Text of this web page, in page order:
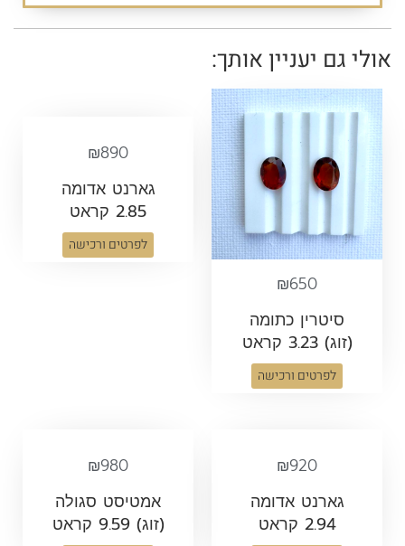
אולי גם יעניין אותך:
₪650
סיטרין כתומה
(זוג) 3.23 קראט
לפרטים ורכישה
₪890
גארנט אדומה
2.85 קראט
לפרטים ורכישה
₪920
גארנט אדומה
2.94 קראט
₪980
אמטיסט סגולה
(זוג) 9.59 קראט